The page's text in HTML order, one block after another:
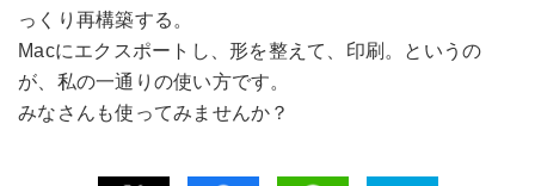
っくり再構築する。
Macにエクスポートし、形を整えて、印刷。というの
が、私の一通りの使い方です。
みなさんも使ってみませんか？